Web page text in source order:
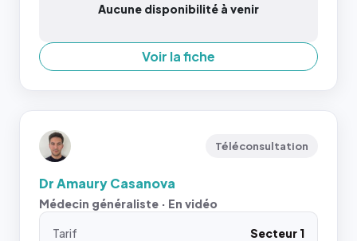
Aucune disponibilité à venir
Voir la fiche
Téléconsultation
Dr Amaury Casanova
Médecin généraliste · En vidéo
Tarif
Secteur 1